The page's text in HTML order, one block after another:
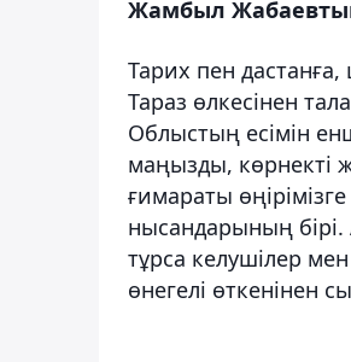
Жамбыл Жабаевтың
Тарих пен
Тараз өлкесінен
Облыстың есімін
маңызды, көрнекті
ғимараты
нысандарының бірі.
тұрса келушілер
өнегелі өткенінен